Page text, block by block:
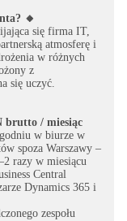
🔸
się firma IT,
atmosferę i
w różnych
z
się uczyć.
brutto / miesiąc
w biurze w
spoza Warszawy –
razy w miesiącu
Central
Dynamics 365 i
zespołu